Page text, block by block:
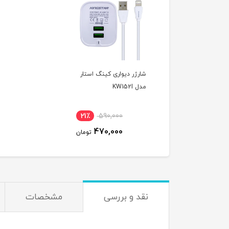
شارژر دیواری کینگ استار
مدل KW152I
590,000 21٪
470,000 تومان
نقد و بررسی مشخصات